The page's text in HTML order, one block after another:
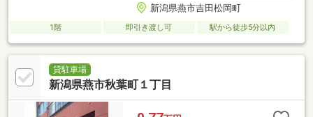
新潟県燕市吉田松岡町
1階 即引き渡し可 駅から徒歩5分以内
貸駐車場
新潟県燕市秋葉町１丁目